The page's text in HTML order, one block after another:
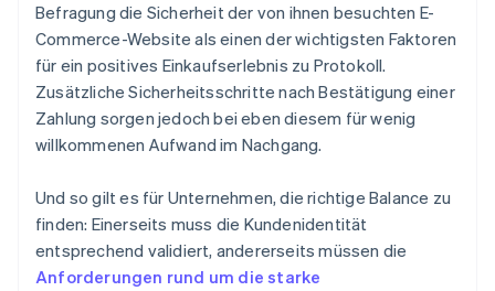
Befragung die Sicherheit der von ihnen besuchten E-
Commerce-Website als einen der wichtigsten Faktoren
für ein positives Einkaufserlebnis zu Protokoll.
Zusätzliche Sicherheitsschritte nach Bestätigung einer
Zahlung sorgen jedoch bei eben diesem für wenig
willkommenen Aufwand im Nachgang.
Und so gilt es für Unternehmen, die richtige Balance zu
finden: Einerseits muss die Kundenidentität
entsprechend validiert, andererseits müssen die
Anforderungen rund um die starke